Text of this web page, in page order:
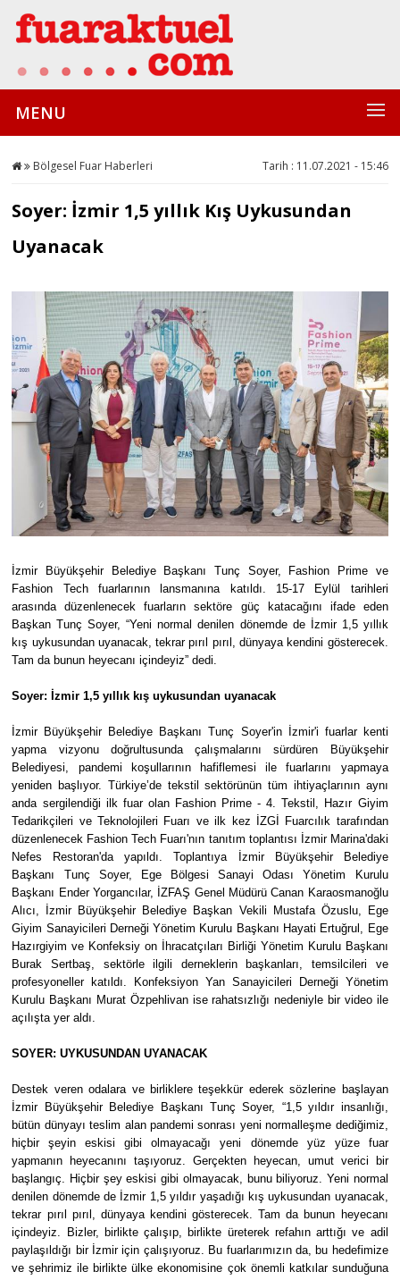
MENU
Bölgesel Fuar Haberleri Tarih : 11.07.2021 - 15:46
Soyer: İzmir 1,5 yıllık Kış Uykusundan
Uyanacak
İzmir Büyükşehir Belediye Başkanı Tunç Soyer, Fashion Prime ve
Fashion Tech fuarlarının lansmanına katıldı. 15-17 Eylül tarihleri
arasında düzenlenecek fuarların sektöre güç katacağını ifade eden
Başkan Tunç Soyer, “Yeni normal denilen dönemde de İzmir 1,5 yıllık
kış uykusundan uyanacak, tekrar pırıl pırıl, dünyaya kendini gösterecek.
Tam da bunun heyecanı içindeyiz” dedi.
Soyer: İzmir 1,5 yıllık kış uykusundan uyanacak
İzmir Büyükşehir Belediye Başkanı Tunç Soyer'in İzmir'i fuarlar kenti
yapma vizyonu doğrultusunda çalışmalarını sürdüren Büyükşehir
Belediyesi, pandemi koşullarının hafiflemesi ile fuarlarını yapmaya
yeniden başlıyor. Türkiye’de tekstil sektörünün tüm ihtiyaçlarının aynı
anda sergilendiği ilk fuar olan Fashion Prime - 4. Tekstil, Hazır Giyim
Tedarikçileri ve Teknolojileri Fuarı ve ilk kez İZGİ Fuarcılık tarafından
düzenlenecek Fashion Tech Fuarı'nın tanıtım toplantısı İzmir Marina'daki
Nefes Restoran'da yapıldı. Toplantıya İzmir Büyükşehir Belediye
Başkanı Tunç Soyer, Ege Bölgesi Sanayi Odası Yönetim Kurulu
Başkanı Ender Yorgancılar, İZFAŞ Genel Müdürü Canan Karaosmanoğlu
Alıcı, İzmir Büyükşehir Belediye Başkan Vekili Mustafa Özuslu, Ege
Giyim Sanayicileri Derneği Yönetim Kurulu Başkanı Hayati Ertuğrul, Ege
Hazırgiyim ve Konfeksiy on İhracatçıları Birliği Yönetim Kurulu Başkanı
Burak Sertbaş, sektörle ilgili derneklerin başkanları, temsilcileri ve
profesyoneller katıldı. Konfeksiyon Yan Sanayicileri Derneği Yönetim
Kurulu Başkanı Murat Özpehlivan ise rahatsızlığı nedeniyle bir video ile
açılışta yer aldı.
SOYER: UYKUSUNDAN UYANACAK
Destek veren odalara ve birliklere teşekkür ederek sözlerine başlayan
İzmir Büyükşehir Belediye Başkanı Tunç Soyer, “1,5 yıldır insanlığı,
bütün dünyayı teslim alan pandemi sonrası yeni normalleşme dediğimiz,
hiçbir şeyin eskisi gibi olmayacağı yeni dönemde yüz yüze fuar
yapmanın heyecanını taşıyoruz. Gerçekten heyecan, umut verici bir
başlangıç. Hiçbir şey eskisi gibi olmayacak, bunu biliyoruz. Yeni normal
denilen dönemde de İzmir 1,5 yıldır yaşadığı kış uykusundan uyanacak,
tekrar pırıl pırıl, dünyaya kendini gösterecek. Tam da bunun heyecanı
içindeyiz. Bizler, birlikte çalışıp, birlikte üreterek refahın arttığı ve adil
paylaşıldığı bir İzmir için çalışıyoruz. Bu fuarlarımızın da, bu hedefimize
ve şehrimiz ile birlikte ülke ekonomisine çok önemli katkılar sunduğuna